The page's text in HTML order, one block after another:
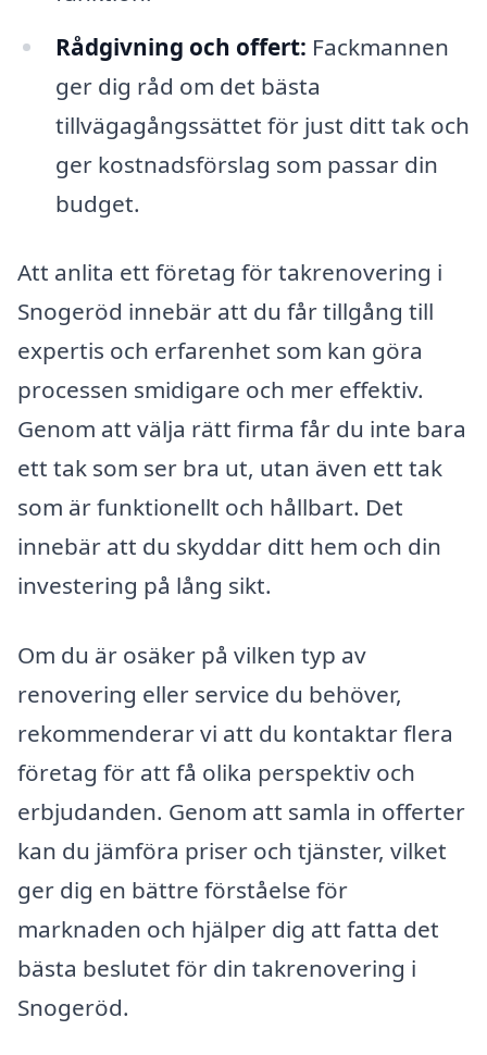
Rådgivning och offert: Fackmannen
ger dig råd om det bästa
tillvägagångssättet för just ditt tak och
ger kostnadsförslag som passar din
budget.
Att anlita ett företag för takrenovering i
Snogeröd innebär att du får tillgång till
expertis och erfarenhet som kan göra
processen smidigare och mer effektiv.
Genom att välja rätt firma får du inte bara
ett tak som ser bra ut, utan även ett tak
som är funktionellt och hållbart. Det
innebär att du skyddar ditt hem och din
investering på lång sikt.
Om du är osäker på vilken typ av
renovering eller service du behöver,
rekommenderar vi att du kontaktar flera
företag för att få olika perspektiv och
erbjudanden. Genom att samla in offerter
kan du jämföra priser och tjänster, vilket
ger dig en bättre förståelse för
marknaden och hjälper dig att fatta det
bästa beslutet för din takrenovering i
Snogeröd.